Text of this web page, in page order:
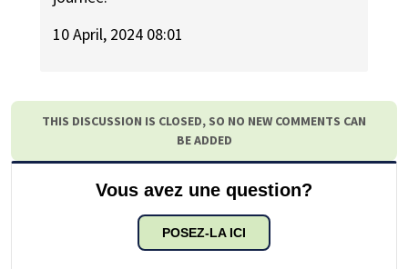
10 April, 2024 08:01
THIS DISCUSSION IS CLOSED, SO NO NEW COMMENTS CAN
BE ADDED
Vous avez une question?
POSEZ-LA ICI